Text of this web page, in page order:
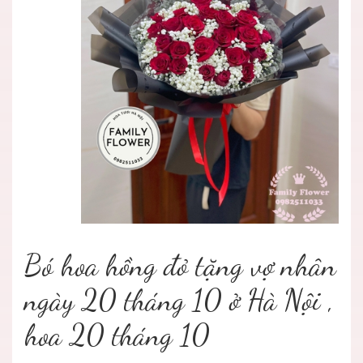
Bó hoa hồng đỏ tặng vợ nhân
ngày 20 tháng 10 ở Hà Nội ,
hoa 20 tháng 10